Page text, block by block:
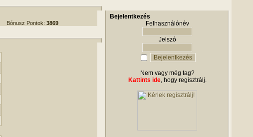
Bónusz Pontok: 3869
Bejelentkezés
Felhasználónév
Jelszó
Nem vagy még tag?
Kattints ide, hogy regisztrálj.